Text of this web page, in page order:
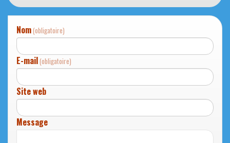
Nom(obligatoire)
E-mail(obligatoire)
Site web
Message